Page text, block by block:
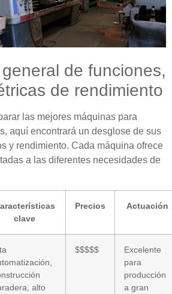
de funciones,
de rendimiento
las mejores máquinas para
aquí encontrará un desglose de sus
y rendimiento. Cada máquina ofrece
a las diferentes necesidades de
clave
Precios Actuación
alto
$$$$$
Excelente
para
producción
a gran